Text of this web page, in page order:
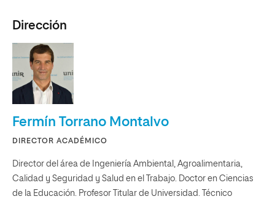
Dirección
Fermín Torrano Montalvo
DIRECTOR ACADÉMICO
Director del área de Ingeniería Ambiental, Agroalimentaria,
Calidad y Seguridad y Salud en el Trabajo. Doctor en Ciencias
de la Educación. Profesor Titular de Universidad. Técnico